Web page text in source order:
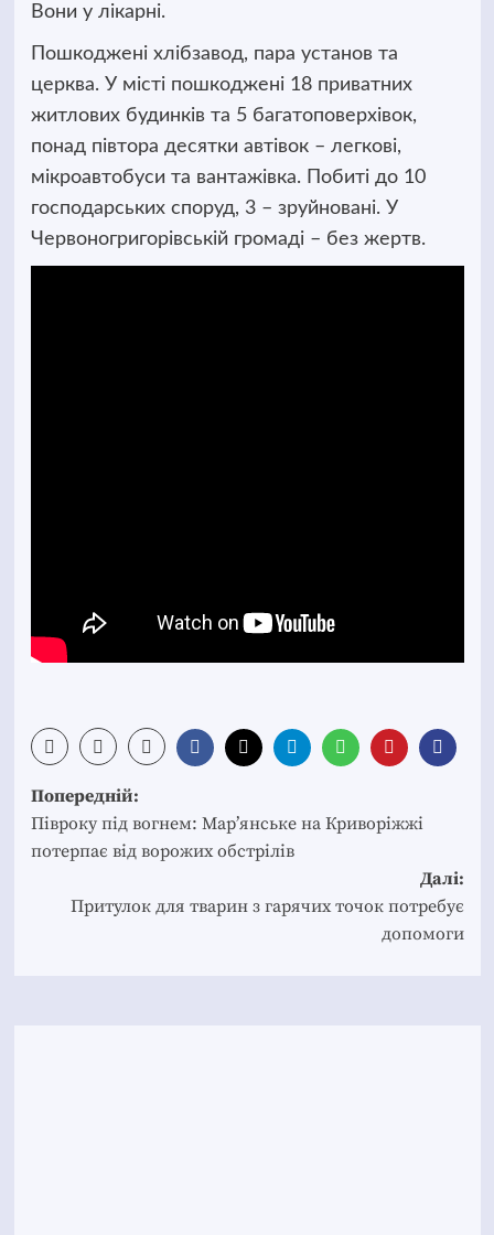
Вони у лікарні.
Пошкоджені хлібзавод, пара установ та
церква. У місті пошкоджені 18 приватних
житлових будинків та 5 багатоповерхівок,
понад півтора десятки автівок – легкові,
мікроавтобуси та вантажівка. Побиті до 10
господарських споруд, 3 – зруйновані. У
Червоногригорівській громаді – без жертв.
Post
navigation
Попередній:
Півроку під вогнем: Мар’янське на Криворіжжі
потерпає від ворожих обстрілів
Далі:
Притулок для тварин з гарячих точок потребує
допомоги